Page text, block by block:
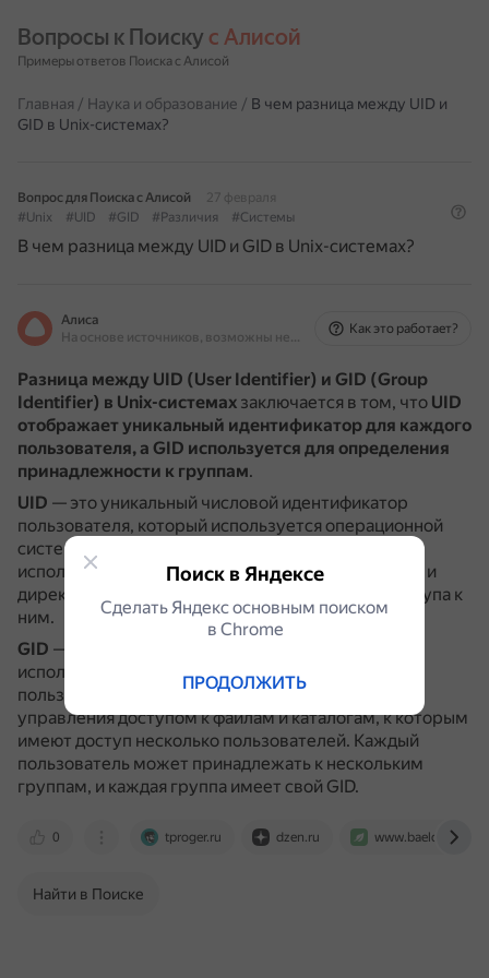
Вопросы к Поиску с Алисой
Примеры ответов Поиска с Алисой
Главная / Наука и образование / В чем разница между UID и
GID в Unix-системах?
Вопрос для Поиска с Алисой
27 февраля
#Unix
#UID #GID #Различия #Системы
В чем разница между UID и GID в Unix-системах?
Алиса
На основе источников, возможны неточности
Как это работает?
Разница между UID (User Identifier) и GID (Group
Identifier) в Unix-системах заключается в том, что UID
отображает уникальный идентификатор для каждого
пользователя, а GID используется для определения
принадлежности к группам.
UID — это уникальный числовой идентификатор
пользователя, который используется операционной
системой для идентификации пользователя.
используется для определения владельца файлов и
директорий в системе, а также для контроля доступа к
ним.
GID — это идентификатор группы, который
используется для идентификации группы
пользователей в системе.Он используется для
управления доступом к файлам и каталогам, к которым
имеют доступ несколько пользователей. Каждый
пользователь может принадлежать к нескольким
группам, и каждая группа имеет свой GID.
0 tproger.ru dzen.ru
Найти в Поиске
Поиск в Яндексе
Сделать Яндекс основным поиском
в Сhrome
ПРОДОЛЖИТЬ